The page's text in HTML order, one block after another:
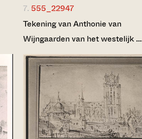
7. 555_22947
Tekening van Anthonie van
Wijngaarden van het westelijk …